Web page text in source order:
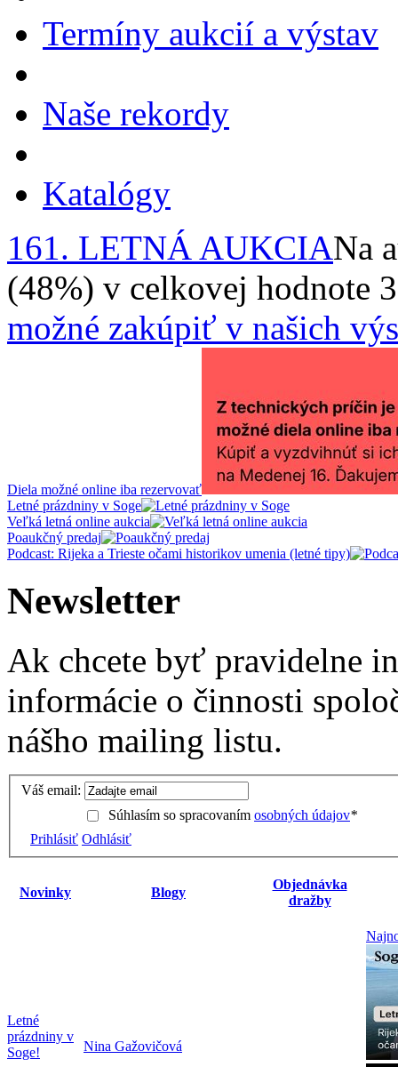
Termíny aukcií a výstav
Naše rekordy
Katalógy
161. LETNÁ AUKCIANa
(48%) v celkovej hodnote
možné zakúpiť v našich
Diela možné online iba rezervovať
Letné prázdniny v Soge
Veľká letná online aukcia
Poaukčný predaj
Podcast: Rijeka a Trieste očami historikov umenia (letné tipy)
Newsletter
Ak chcete byť pravidelne
informácie o činnosti
nášho mailing listu.
Váš email:
Súhlasím so spracovaním osobných údajov*
Prihlásiť Odhlásiť
Novinky Blogy
Objednávka
dražby
Letné
prázdniny v
Soge!
Nina Gažovičová